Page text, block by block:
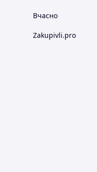
Вчасно
Zakupivli.pro